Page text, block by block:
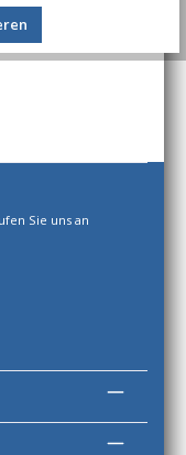
Sie uns an